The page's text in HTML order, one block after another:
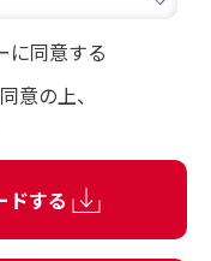
に同意する
意の上、